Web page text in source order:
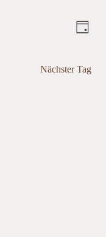
Tag
Nächster Tag